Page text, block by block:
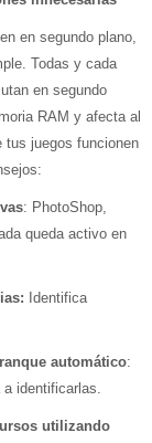
en segundo plano,
Todas y cada
en segundo
RAM y afecta al
tus juegos funcionen
: PhotoShop,
queda activo en
Identifica
automático:
identificarlas.
utilizando